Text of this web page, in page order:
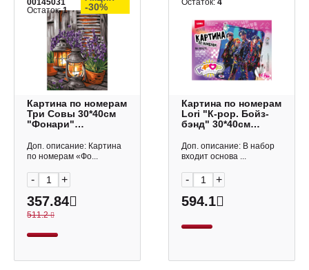
00145031
Остаток:1
-30%
Картина по номерам
Три Совы 30*40см
"Фонари"
Доп. описание: Картина
по номерам «Фо...
- +
357.84
511.2
Остаток:4
Картина по номерам
Lori "К-рор. Бойз-
бэнд" 30*40см
Доп. описание: В набор
входит основа ...
- +
594.1